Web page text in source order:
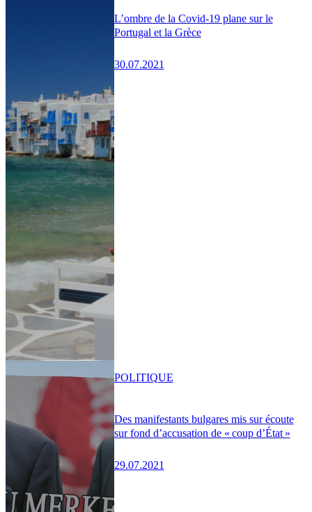
L’ombre de la Covid-19 plane sur le
Portugal et la Grèce
30.07.2021
Des manifestants bulgares mis sur écoute
sur fond d’accusation de « coup d’État »
29.07.2021
POLITIQUE